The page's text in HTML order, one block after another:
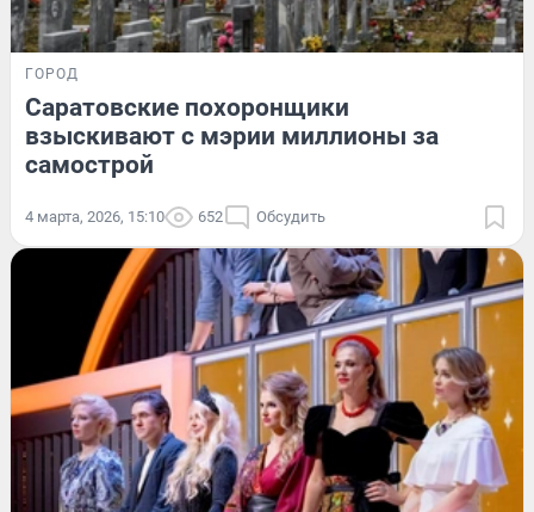
ГОРОД
Саратовские похоронщики
взыскивают с мэрии миллионы за
самострой
4 марта, 2026, 15:10 652 Обсудить